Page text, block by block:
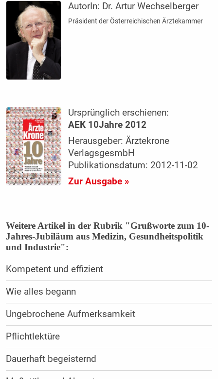
AutorIn: Dr. Artur Wechselberger
Präsident der Österreichischen Ärztekammer
Ursprünglich erschienen:
AEK 10Jahre 2012
Herausgeber: Ärztekrone
VerlagsgesmbH
Publikationsdatum: 2012-11-02
Zur Ausgabe »
Weitere Artikel in der Rubrik "Grußworte zum 10-
Jahres-Jubiläum aus Medizin, Gesundheitspolitik
und Industrie":
Kompetent und effizient
Wie alles begann
Ungebrochene Aufmerksamkeit
Pflichtlektüre
Dauerhaft begeisternd